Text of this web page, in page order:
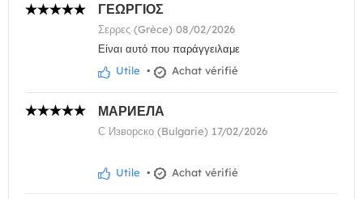
ΓΕΩΡΓΙΟΣ
Σερρες (Grèce) 08/02/2026
Είναι αυτό που παράγγειλαμε
Utile • Achat vérifié
МАРИЕЛА
С Изворско (Bulgarie) 17/02/2026
Utile • Achat vérifié